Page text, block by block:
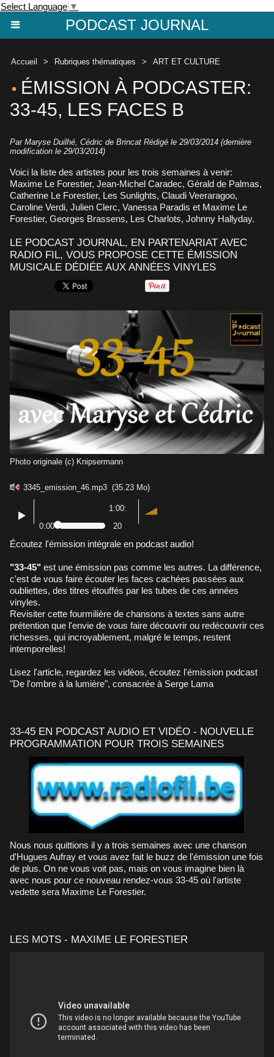
Select Language ▼
PODCAST JOURNAL
Accueil > Rubriques thématiques > ART ET CULTURE
ÉMISSION À PODCASTER:
33-45, LES FACES B
Par Maryse Duilhé, Cédric de Brincat Rédigé le 29/03/2014 (dernière
modification le 29/03/2014)
Voici la liste des artistes pour les trois semaines à venir:
Maxime Le Forestier, Jean-Michel Caradec, Gérald de Palmas,
Catherine Le Forestier, Les Sunlights, Claudi Veeraragoo,
Caroline Verdi, Julien Clerc, Vanessa Paradis et Maxime Le
Forestier, Georges Brassens, Les Charlots, Johnny Hallyday.
LE PODCAST JOURNAL, EN PARTENARIAT AVEC
RADIO FIL, VOUS PROPOSE CETTE ÉMISSION
MUSICALE DÉDIÉE AUX ANNÉES VINYLES
Photo originale (c) Knipsermann
3345_emission_46.mp3 (35.23 Mo)
0:00
1:00:
20
Écoutez l'émission intégrale en podcast audio!
"33-45" est une émission pas comme les autres. La différence,
c'est de vous faire écouter les faces cachées passées aux
oubliettes, des titres étouffés par les tubes de ces années
vinyles.
Revisiter cette fourmilière de chansons à textes sans autre
prétention que l'envie de vous faire découvrir ou redécouvrir ces
richesses, qui incroyablement, malgré le temps, restent
intemporelles!
Lisez l'article, regardez les vidéos, écoutez l'émission podcast
"De l'ombre à la lumière", consacrée à Serge Lama
33-45 EN PODCAST AUDIO ET VIDÉO - NOUVELLE
PROGRAMMATION POUR TROIS SEMAINES
Nous nous quittions il y a trois semaines avec une chanson
d'Hugues Aufray et vous avez fait le buzz de l'émission une fois
de plus. On ne vous voit pas, mais on vous imagine bien là
avec nous pour ce nouveau rendez-vous 33-45 où l'artiste
vedette sera Maxime Le Forestier.
LES MOTS - MAXIME LE FORESTIER